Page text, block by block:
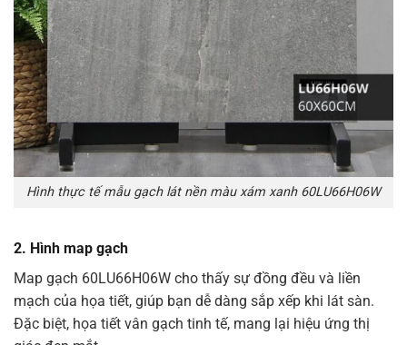
Hình thực tế mẫu gạch lát nền màu xám xanh 60LU66H06W
2. Hình map gạch
Map gạch 60LU66H06W cho thấy sự đồng đều và liền
mạch của họa tiết, giúp bạn dễ dàng sắp xếp khi lát sàn.
Đặc biệt, họa tiết vân gạch tinh tế, mang lại hiệu ứng thị